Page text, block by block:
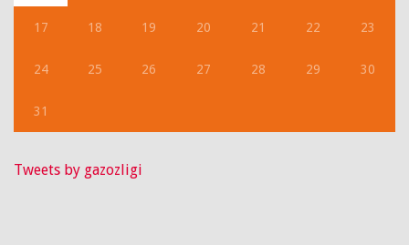
17 18 19 20 21 22 23
24 25 26 27 28 29 30
31
Tweets by gazozligi